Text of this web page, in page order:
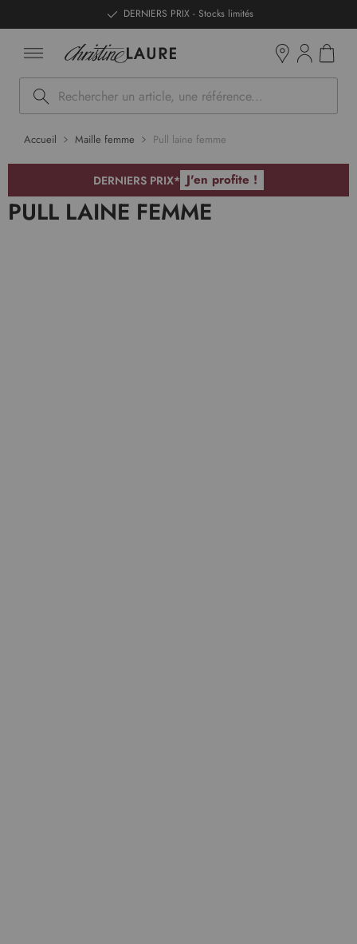
DERNIERS PRIX - Stocks limités
Rechercher
Accueil Maille femme Pull laine femme
DERNIERS PRIX* J'en profite !
PULL LAINE FEMME